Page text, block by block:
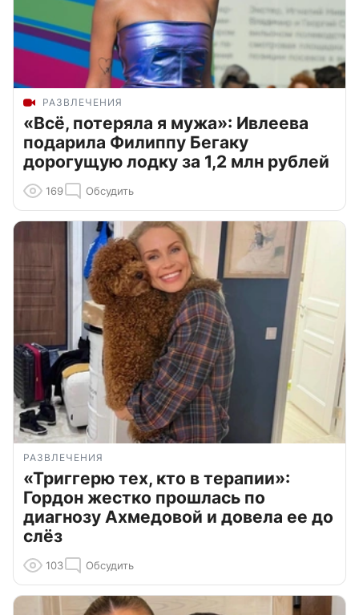
РАЗВЛЕЧЕНИЯ
«Всё, потеряла я мужа»: Ивлеева
подарила Филиппу Бегаку
дорогущую лодку за 1,2 млн рублей
169 Обсудить
РАЗВЛЕЧЕНИЯ
«Триггерю тех, кто в терапии»:
Гордон жестко прошлась по
диагнозу Ахмедовой и довела ее до
слёз
103 Обсудить